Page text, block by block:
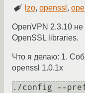
lzo,openssl ,
OpenVPN 2.3.10 не
OpenSSL libraries.
Что я делаю: 1.
openssl 1.0.1x
./config --